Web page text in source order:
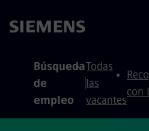
Búsqueda
de
empleo
Todas
las
vacantes
con